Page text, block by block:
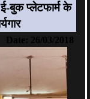
बुक प्लेटफार्म के
Date: 26/03/2018